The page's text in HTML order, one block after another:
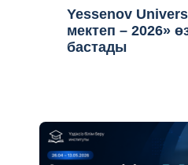
Yessenov
мектеп – 2026»
бастады